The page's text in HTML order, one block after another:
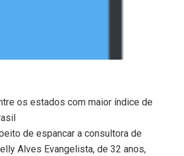
os estados com maior índice de
de espancar a consultora de
Alves Evangelista, de 32 anos,